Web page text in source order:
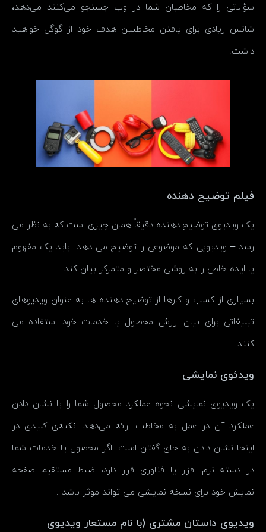
سؤالاتی را که مخاطبان شما در وب جستجو می‌کنند می‌دهد،
شانس زیادی برای یافتن مخاطبین هدف خود از گوگل خواهید
داشت.
فیلم توضیح دهنده
یک ویدیوی توضیح دهنده دقیقاً همان چیزی است که به نظر می
رسد – ویدیویی که موضوعی را توضیح می دهد. باید یک مفهوم
یا ایده خاص را به روشی مختصر و متمرکز بیان کند.
بسیاری از کسب و کارها از توضیح دهنده ها به عنوان ویدیوهای
تبلیغاتی برای بیان ارزش محصول یا خدمات خود استفاده می
کنند.
ویدئوی نمایشی
یک ویدیوی نمایشی نحوه عملکرد محصول شما را با نشان دادن
عملکرد آن در عمل به مخاطب ارائه می‌دهد. نکته‌ی کلیدی در
اینجا نشان دادن به جای گفتن است. اگر محصول یا خدمات شما
در دسته نرم افزار یا فناوری قرار دارد، ضبط مستقیم صفحه
نمایش خود برای نسخه نمایشی می تواند موثر باشد .
ویدیوی داستان مشتری (با نام مستعار ویدیوی